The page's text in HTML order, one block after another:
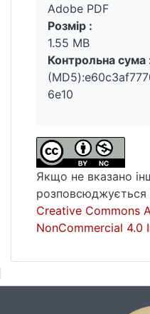
Adobe PDF
Розмір :
1.55 MB
Контрольна сума
6e10
Якщо не вказано
розповсюджується
Creative Commons
NonCommercial 4.0